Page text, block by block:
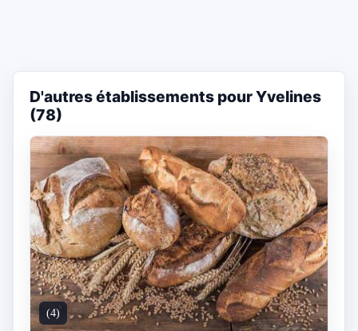
D'autres établissements pour Yvelines
(78)
(4)